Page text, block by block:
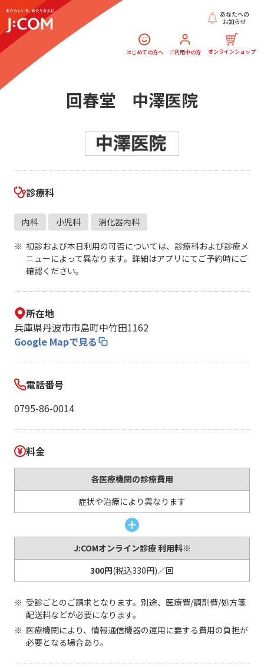
はじめての方へ ご利用中の方 オンラインショップ
あなたへの
お知らせ
回春堂 中澤医院
診療科
内科 小児科 消化器内科
初診および本日利用の可否については、診療科および診療メ
ニューによって異なります。詳細はアプリにてご予約時にご
確認ください。
所在地
兵庫県丹波市市島町中竹田1162
Google Mapで見る
電話番号
0795-86-0014
料金
各医療機関の診療費用
症状や治療により異なります
J:COMオンライン診療 利用料※
300円(税込330円)／回
受診ごとのご請求となります。別途、医療費/調剤費/処方箋
配送料などが必要になります。
医療機関により、情報通信機器の運用に要する費用の負担が
必要となる場合あり。